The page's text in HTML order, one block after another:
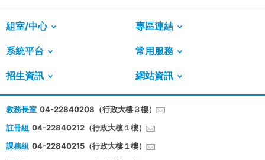
組室/中心 專區連結
系統平台 常用服務
招生資訊 網站資訊
教務長室 04-22840208（行政大樓３樓）
註冊組 04-22840212（行政大樓１樓）
課務組 04-22840215（行政大樓１樓）